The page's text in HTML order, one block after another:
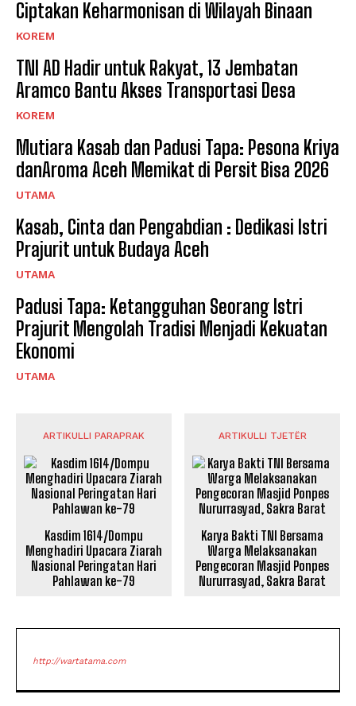
Ciptakan Keharmonisan di Wilayah Binaan
KOREM
TNI AD Hadir untuk Rakyat, 13 Jembatan
Aramco Bantu Akses Transportasi Desa
KOREM
Mutiara Kasab dan Padusi Tapa: Pesona Kriya
danAroma Aceh Memikat di Persit Bisa 2026
UTAMA
Kasab, Cinta dan Pengabdian : Dedikasi Istri
Prajurit untuk Budaya Aceh
UTAMA
Padusi Tapa: Ketangguhan Seorang Istri
Prajurit Mengolah Tradisi Menjadi Kekuatan
Ekonomi
UTAMA
ARTIKULLI PARAPRAK
Kasdim 1614/Dompu
Menghadiri Upacara Ziarah
Nasional Peringatan Hari
Pahlawan ke-79
ARTIKULLI TJETËR
Karya Bakti TNI Bersama
Warga Melaksanakan
Pengecoran Masjid Ponpes
Nururrasyad, Sakra Barat
http://wartatama.com